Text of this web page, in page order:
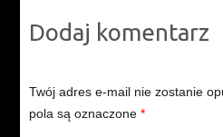
Dodaj komentarz
Twój adres e-mail nie zostanie
pola są oznaczone *